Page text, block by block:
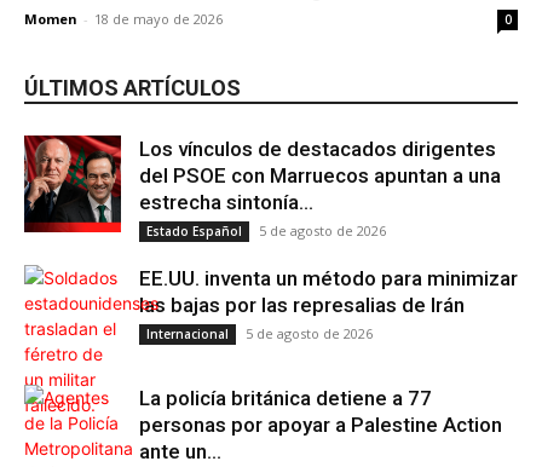
Momen - 18 de mayo de 2026 0
ÚLTIMOS ARTÍCULOS
Los vínculos de destacados dirigentes
del PSOE con Marruecos apuntan a una
estrecha sintonía...
Estado Español 5 de agosto de 2026
EE.UU. inventa un método para minimizar
las bajas por las represalias de Irán
Internacional 5 de agosto de 2026
La policía británica detiene a 77
personas por apoyar a Palestine Action
ante un...